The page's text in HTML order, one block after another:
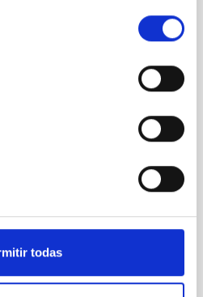
todas
Cross
lensed quasar QSO
a new photometric
uses a region far enough